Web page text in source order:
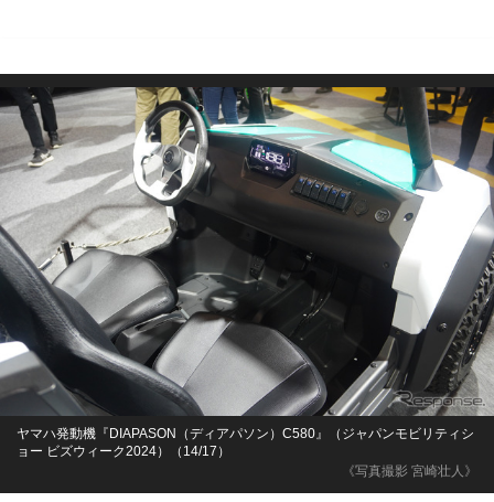
《写真撮影 宮崎壮人》
ヤマハ発動機『DIAPASON（ディアパソン）C580』（ジャパンモビリティシ
ョー ビズウィーク2024）（14/17）